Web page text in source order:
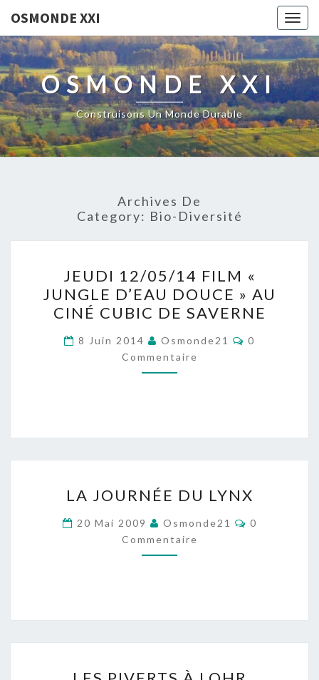
OSMONDE XXI
OSMONDE XXI
Construisons Un Monde Durable
Archives De
Category: Bio-Diversité
12/05/14
FILM
«
JUNGLE
D’EAU
DOUCE
CINÉ
SAVERNE
JEUDI 12/05/14 FILM «
JUNGLE D’EAU DOUCE » AU
CINÉ CUBIC DE SAVERNE
8 Juin 2014 Osmonde21
0
Commentaire
JOURNÉE
DU
LYNX
LA JOURNÉE DU LYNX
20 Mai 2009 Osmonde21
0
Commentaire